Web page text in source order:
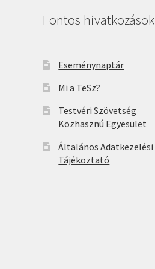
Fontos hivatkozások
Eseménynaptár
Mi a TeSz?
Testvéri Szövetség
Közhasznú Egyesület
Általános Adatkezelési
Tájékoztató